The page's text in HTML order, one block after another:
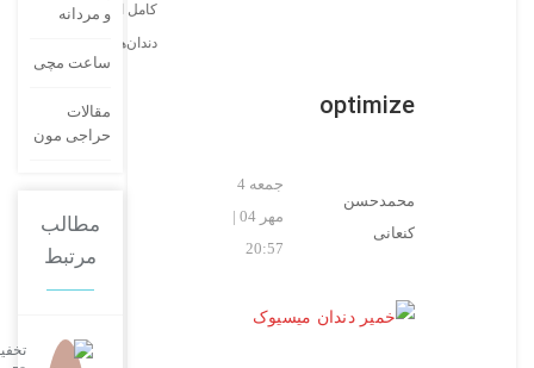
کامل از
دندان‌ها
optimize
محمدحسن
کنعانی
جمعه 4
مهر 04 |
20:57
و مردانه
ساعت مچی
مقالات
حراجی مون
مطالب
مرتبط